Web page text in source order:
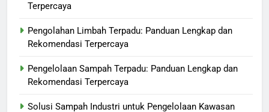
Terpercaya
Pengolahan Limbah Terpadu: Panduan Lengkap dan
Rekomendasi Terpercaya
Pengelolaan Sampah Terpadu: Panduan Lengkap dan
Rekomendasi Terpercaya
Solusi Sampah Industri untuk Pengelolaan Kawasan